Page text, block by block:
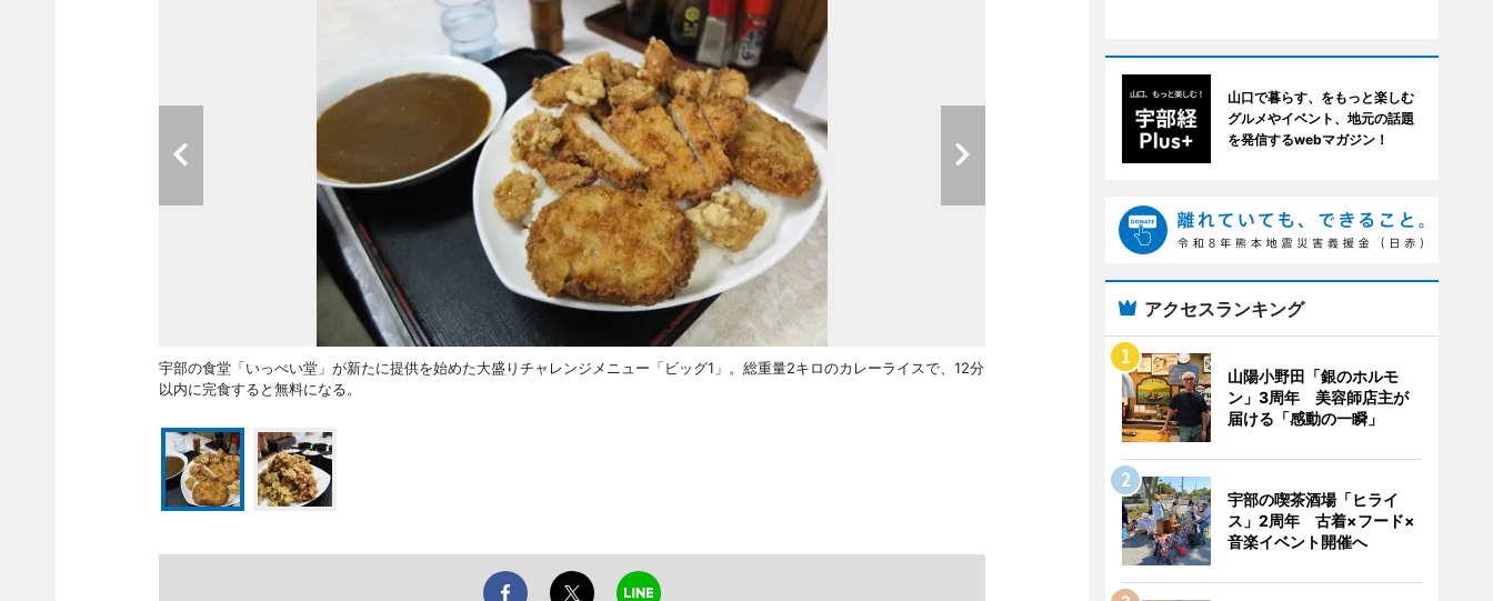
宇部の食堂「いっぺい堂」が新たに提供を始めた大盛りチャレンジメニュー「ビッグ1」。総重量2キロのカレーライスで、12分
以内に完食すると無料になる。
山口で暮らす、をもっと楽しむ
グルメやイベント、地元の話題
を発信するwebマガジン！
アクセスランキング
山陽小野田「銀のホルモ
ン」3周年 美容師店主が
届ける「感動の一瞬」
宇部の喫茶酒場「ヒライ
ス」2周年 古着×フード×
音楽イベント開催へ